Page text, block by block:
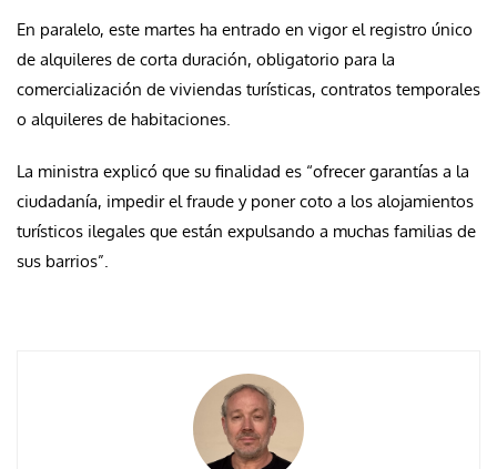
En paralelo, este martes ha entrado en vigor el registro único
de alquileres de corta duración, obligatorio para la
comercialización de viviendas turísticas, contratos temporales
o alquileres de habitaciones.
La ministra explicó que su finalidad es “ofrecer garantías a la
ciudadanía, impedir el fraude y poner coto a los alojamientos
turísticos ilegales que están expulsando a muchas familias de
sus barrios”.